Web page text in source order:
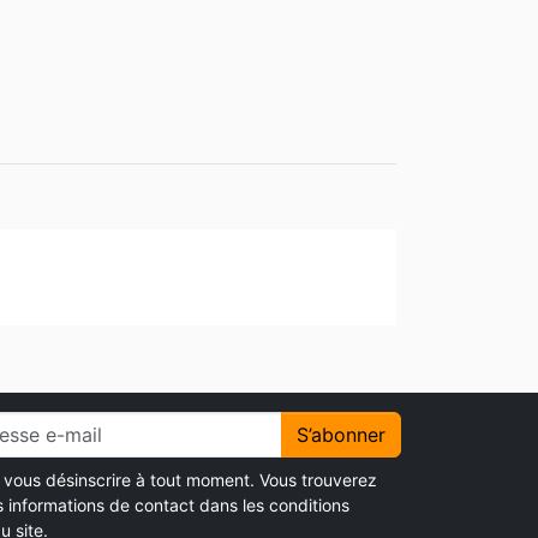
S’abonner
désinscrire à tout moment. Vous trouverez
informations de contact dans les conditions
site.